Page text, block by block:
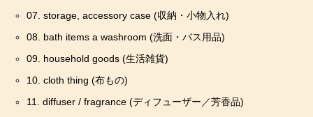
07. storage, accessory case (収納・小物入れ)
08. bath items a washroom (洗面・バス用品)
09. household goods (生活雑貨)
10. cloth thing (布もの)
11. diffuser / fragrance (ディフューザー／芳香品)